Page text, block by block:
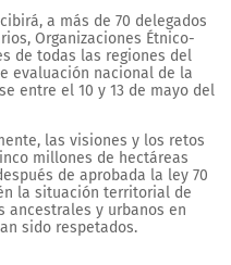
a más de 70 delegados
Organizaciones Étnico-
de todas las regiones del
evaluación nacional de la
entre el 10 y 13 de mayo del
las visiones y los retos
millones de hectáreas
de aprobada la ley 70
la situación territorial de
ancestrales y urbanos en
sido respetados.